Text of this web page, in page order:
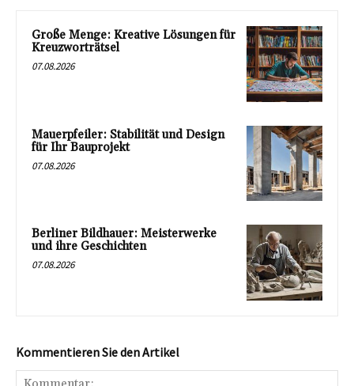
Große Menge: Kreative Lösungen für
Kreuzworträtsel
07.08.2026
Mauerpfeiler: Stabilität und Design
für Ihr Bauprojekt
07.08.2026
Berliner Bildhauer: Meisterwerke
und ihre Geschichten
07.08.2026
Kommentieren Sie den Artikel